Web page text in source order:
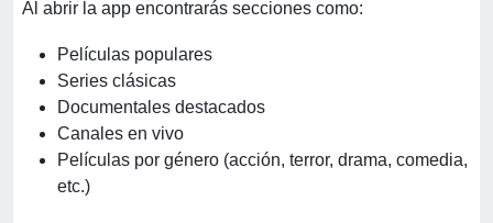
Al abrir la app encontrarás secciones como:
Películas populares
Series clásicas
Documentales destacados
Canales en vivo
Películas por género (acción, terror, drama, comedia,
etc.)